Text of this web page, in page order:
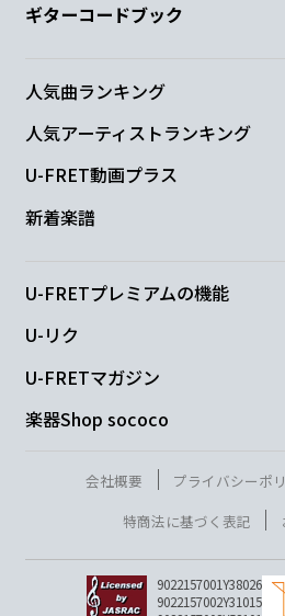
ギターコードブック
人気曲ランキング
人気アーティストランキング
U-FRET動画プラス
新着楽譜
U-FRETプレミアムの機能
U-リク
U-FRETマガジン
楽器Shop sococo
会社概要 プライバシーポ
特商法に基づく表記
9022157001Y38026
9022157002Y31015